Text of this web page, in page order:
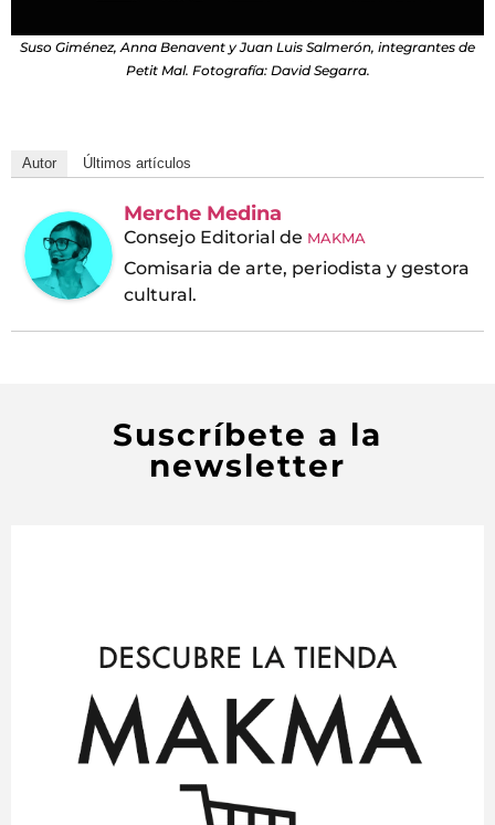
Suso Giménez, Anna Benavent y Juan Luis Salmerón, integrantes de
Petit Mal. Fotografía: David Segarra.
Autor Últimos artículos
Merche Medina
Consejo Editorial de MAKMA
Comisaria de arte, periodista y gestora
cultural.
Suscríbete a la
newsletter